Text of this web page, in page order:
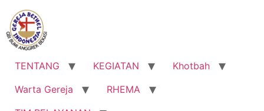
Lewati
ke
konten
TENTANG KEGIATAN
Khotbah
Warta Gereja
RHEMA